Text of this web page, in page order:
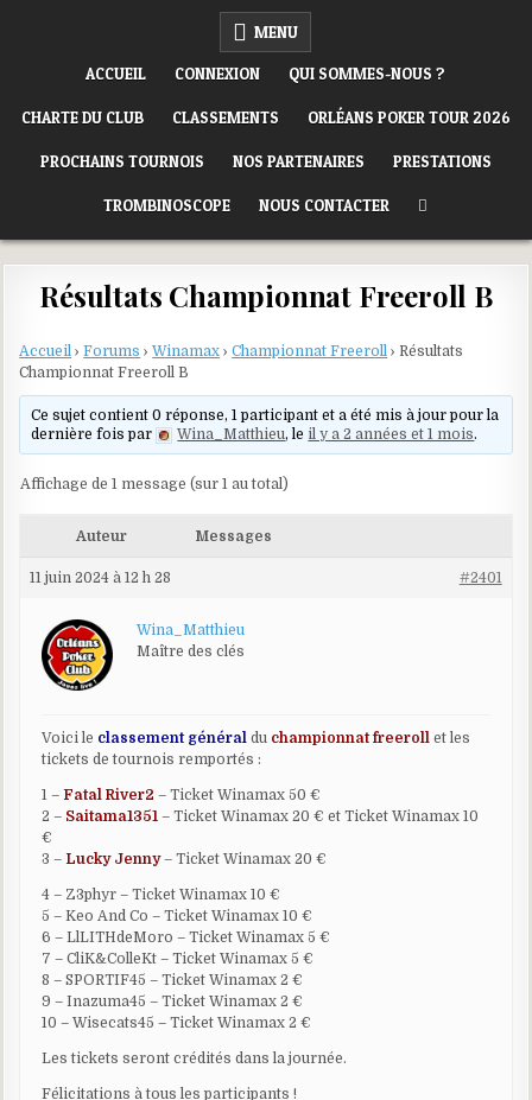
ORLÉANS POKER CLUB MENU
ACCUEIL CONNEXION QUI SOMMES-NOUS ?
CHARTE DU CLUB CLASSEMENTS ORLÉANS POKER TOUR 2026
PROCHAINS TOURNOIS NOS PARTENAIRES PRESTATIONS
TROMBINOSCOPE NOUS CONTACTER
Résultats Championnat Freeroll B
Accueil › Forums › Winamax › Championnat Freeroll › Résultats
Championnat Freeroll B
Ce sujet contient 0 réponse, 1 participant et a été mis à jour pour la
dernière fois par
Wina_Matthieu, le il y a 2 années et 1 mois.
Affichage de 1 message (sur 1 au total)
Auteur Messages
11 juin 2024 à 12 h 28 #2401
Wina_Matthieu
Maître des clés
Voici le classement général du championnat freeroll et les
tickets de tournois remportés :
1 –Fatal River2– Ticket Winamax 50 €
2 – Saitama1351– Ticket Winamax 20 € et Ticket Winamax 10
€
3 – Lucky Jenny– Ticket Winamax 20 €
4 – Z3phyr – Ticket Winamax 10 €
5 – Keo And Co – Ticket Winamax 10 €
6 – LlLITHdeMoro – Ticket Winamax 5 €
7 – CliK&ColleKt – Ticket Winamax 5 €
8 – SPORTIF45 – Ticket Winamax 2 €
9 – Inazuma45 – Ticket Winamax 2 €
10 – Wisecats45 – Ticket Winamax 2 €
Les tickets seront crédités dans la journée.
Félicitations à tous les participants !